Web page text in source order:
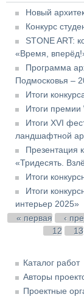
Новый
Конкурс
STONE ART:
«Время,
Программа
Подмосковья –
Итоги
Итоги премии
Итоги XVI
ландшафтной
Презентация
«Тридесять.
Итоги
Итоги
интерьер 2025»
Страницы
« первая ‹
12
13
Каталог работ
Авторы
Проектные